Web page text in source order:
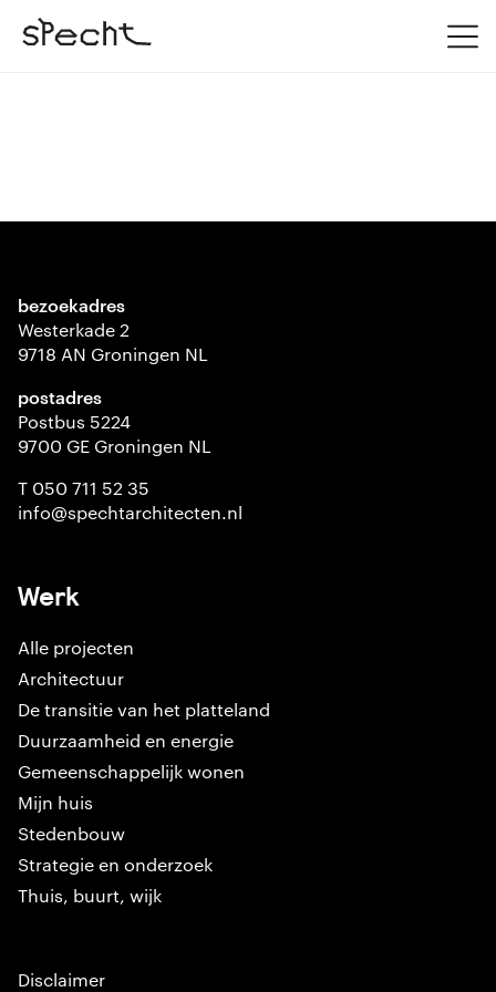
bezoekadres
Westerkade 2
9718 AN Groningen NL
postadres
Postbus 5224
9700 GE Groningen NL
T 050 711 52 35
info@spechtarchitecten.nl
Werk
Alle projecten
Architectuur
De transitie van het platteland
Duurzaamheid en energie
Gemeenschappelijk wonen
Mijn huis
Stedenbouw
Strategie en onderzoek
Thuis, buurt, wijk
Disclaimer